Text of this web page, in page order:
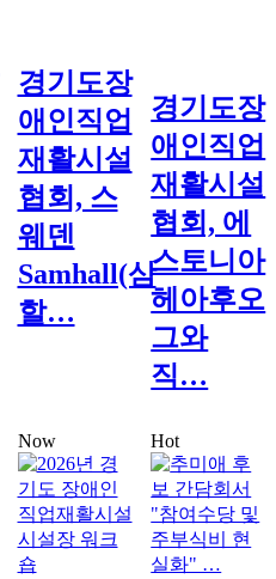
경기도장
애인직업
재활시설
협회, 스
웨덴
Samhall(삼
할…
경기도장
애인직업
재활시설
협회, 에
스토니아
헤아후오
그와
직…
Now Hot